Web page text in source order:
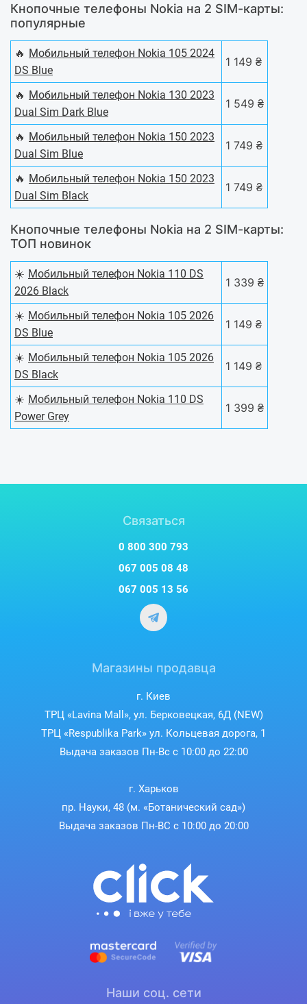
Кнопочные телефоны Nokia на 2 SIM-карты:
популярные
🔥 Мобильный телефон Nokia 105 2024
DS Blue
1 149 ₴
🔥 Мобильный телефон Nokia 130 2023
Dual Sim Dark Blue
1 549 ₴
🔥 Мобильный телефон Nokia 150 2023
Dual Sim Blue
1 749 ₴
🔥 Мобильный телефон Nokia 150 2023
Dual Sim Black
1 749 ₴
Кнопочные телефоны Nokia на 2 SIM-карты:
ТОП новинок
☀️ Мобильный телефон Nokia 110 DS
2026 Black
1 339 ₴
☀️ Мобильный телефон Nokia 105 2026
DS Blue
1 149 ₴
☀️ Мобильный телефон Nokia 105 2026
DS Black
1 149 ₴
☀️ Мобильный телефон Nokia 110 DS
Power Grey
1 399 ₴
Связаться
0 800 300 793
067 005 08 48
067 005 13 56
Магазины продавца
г. Киев
ТРЦ «Lavina Mall», ул. Берковецкая, 6Д (NEW)
ТРЦ «Respublika Park» ул. Кольцевая дорога, 1
Выдача заказов Пн-Вс с 10:00 до 22:00
г. Харьков
пр. Науки, 48 (м. «Ботанический сад»)
Выдача заказов Пн-ВС с 10:00 до 20:00
Наши соц. сети